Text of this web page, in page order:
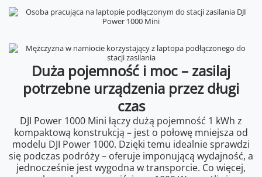
Duża pojemność i moc – zasilaj
potrzebne urządzenia przez długi
czas
DJI Power 1000 Mini łączy dużą pojemność 1 kWh z
kompaktową konstrukcją – jest o połowę mniejsza od
modelu DJI Power 1000. Dzięki temu idealnie sprawdzi
się podczas podróży – oferuje imponującą wydajność, a
jednocześnie jest wygodna w transporcie. Co więcej,